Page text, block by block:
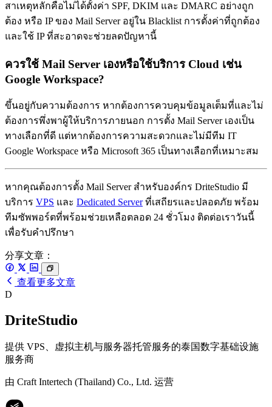
สาเหตุหลักคือไม่ได้ตั้งค่า SPF, DKIM และ DMARC อย่างถูก
ต้อง หรือ IP ของ Mail Server อยู่ใน Blacklist การตั้งค่าที่ถูกต้อง
และใช้ IP ที่สะอาดจะช่วยลดปัญหานี้
ควรใช้ Mail Server เองหรือใช้บริการ Cloud เช่น
Google Workspace?
ขึ้นอยู่กับความต้องการ หากต้องการควบคุมข้อมูลเต็มที่และไม่
ต้องการพึ่งพาผู้ให้บริการภายนอก การตั้ง Mail Server เองเป็น
ทางเลือกที่ดี แต่หากต้องการความสะดวกและไม่มีทีม IT
Google Workspace หรือ Microsoft 365 เป็นทางเลือกที่เหมาะสม
หากคุณต้องการตั้ง Mail Server สำหรับองค์กร DriteStudio มี
บริการ VPS และ Dedicated Serverที่เสถียรและปลอดภัย พร้อม
ทีมซัพพอร์ตที่พร้อมช่วยเหลือตลอด 24 ชั่วโมง ติดต่อเราวันนี้
เพื่อรับคำปรึกษา
分享文章：
查看更多文章
D
DriteStudio
提供 VPS、虚拟主机与服务器托管服务的泰国数字基础设施
服务商
由 Craft Intertech (Thailand) Co., Ltd. 运营